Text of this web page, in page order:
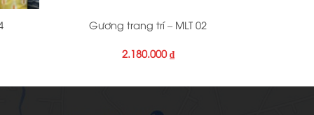
Gương trang trí – MLT 02
2.180.000₫